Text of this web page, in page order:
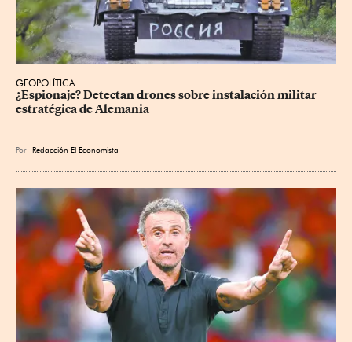
GEOPOLÍTICA
¿Espionaje? Detectan drones sobre instalación militar
estratégica de Alemania
Por Redacción El Economista